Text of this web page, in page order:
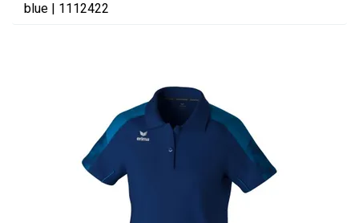
blue | 1112422